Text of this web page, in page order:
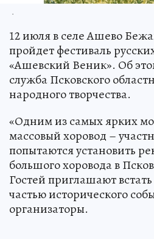
.
12 июля в селе Ашево
пройдет фестиваль
«Ашевский Веник». Об
служба Псковского
народного творчества.
«Одним из самых ярких
массовый хоровод –
попытаются установить
большого хоровода в
Гостей приглашают встать
частью исторического
организаторы.